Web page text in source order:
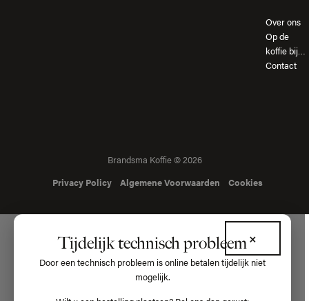
Over ons
Op de
koffie bij…
Contact
Brandsma Koffie © 2026
Privacy Policy
Algemene Voorwaarden Cookies
×
Tijdelijk technisch probleem
Door een technisch probleem is online betalen tijdelijk niet
mogelijk.